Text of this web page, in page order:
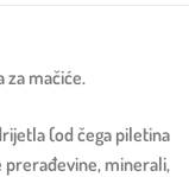
za mačiće.
(od čega piletina
minerali,